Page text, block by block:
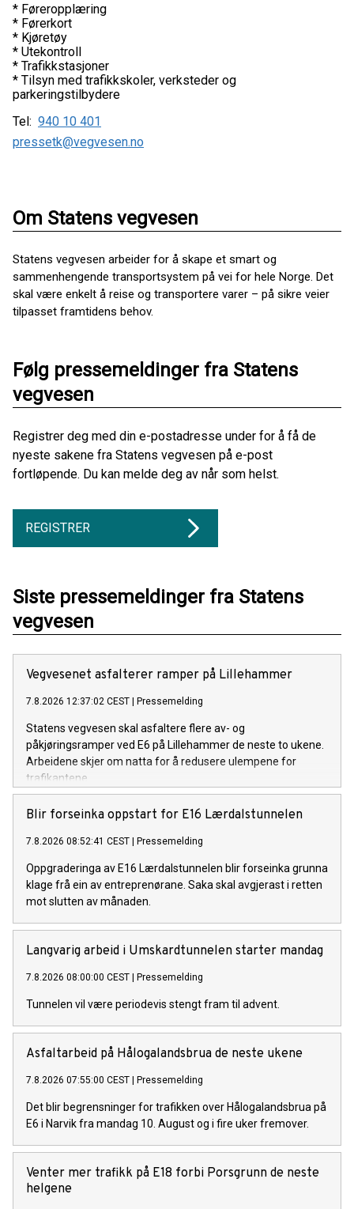
* Føreropplæring
* Førerkort
* Kjøretøy
* Utekontroll
* Trafikkstasjoner
* Tilsyn med trafikkskoler, verksteder og
parkeringstilbydere
Tel: 940 10 401
pressetk@vegvesen.no
Om Statens vegvesen
Statens vegvesen arbeider for å skape et smart og
sammenhengende transportsystem på vei for hele Norge. Det
skal være enkelt å reise og transportere varer – på sikre veier
tilpasset framtidens behov.
Følg pressemeldinger fra Statens
vegvesen
Registrer deg med din e-postadresse under for å få de
nyeste sakene fra Statens vegvesen på e-post
fortløpende. Du kan melde deg av når som helst.
REGISTRER
Siste pressemeldinger fra Statens
vegvesen
Vegvesenet asfalterer ramper på Lillehammer
7.8.2026 12:37:02 CEST Pressemelding
Statens vegvesen skal asfaltere flere av- og
påkjøringsramper ved E6 på Lillehammer de neste to ukene.
Arbeidene skjer om natta for å redusere ulempene for
trafikantene.
Blir forseinka oppstart for E16 Lærdalstunnelen
7.8.2026 08:52:41 CEST Pressemelding
Oppgraderinga av E16 Lærdalstunnelen blir forseinka grunna
klage frå ein av entreprenørane. Saka skal avgjerast i retten
mot slutten av månaden.
Langvarig arbeid i Umskardtunnelen starter mandag
7.8.2026 08:00:00 CEST Pressemelding
Tunnelen vil være periodevis stengt fram til advent.
Asfaltarbeid på Hålogalandsbrua de neste ukene
7.8.2026 07:55:00 CEST Pressemelding
Det blir begrensninger for trafikken over Hålogalandsbrua på
E6 i Narvik fra mandag 10. August og i fire uker fremover.
Venter mer trafikk på E18 forbi Porsgrunn de neste
helgene